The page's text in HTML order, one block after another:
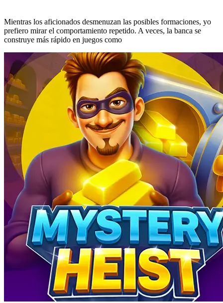
Mientras los aficionados desmenuzan las posibles formaciones, yo
prefiero mirar el comportamiento repetido. A veces, la banca se
construye más rápido en juegos como